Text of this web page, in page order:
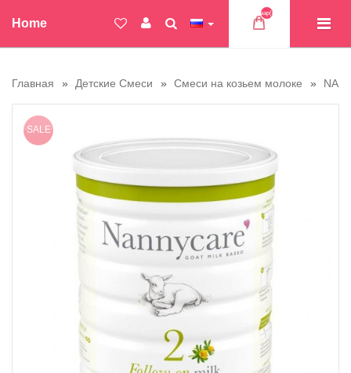
Home
Товар(ов)
Главная Детские Смеси Смеси на козьем молоке
SALE